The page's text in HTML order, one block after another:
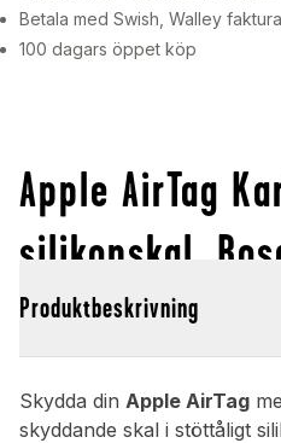
Betala med Swish, Walley
100 dagars öppet köp
Apple AirTag
silikonskal,
Produktbeskrivning
Skydda din Apple AirTag
skyddande skal i stöttåligt